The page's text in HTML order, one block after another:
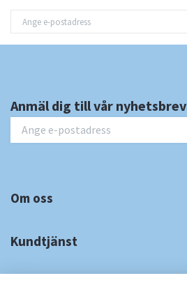
Anmäl dig till vår nyhetsbrev
Om oss
Kundtjänst